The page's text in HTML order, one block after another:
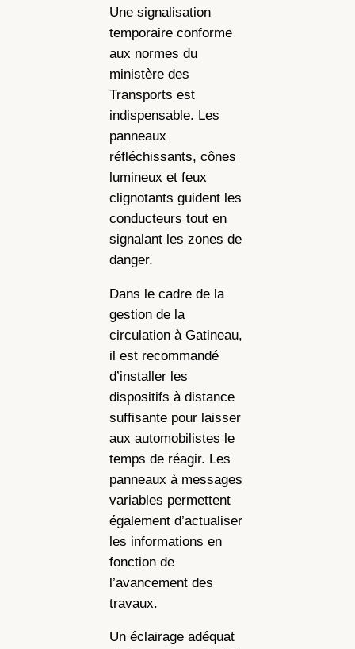
Une signalisation
temporaire conforme
aux normes du
ministère des
Transports est
indispensable. Les
panneaux
réfléchissants, cônes
lumineux et feux
clignotants guident les
conducteurs tout en
signalant les zones de
danger.
Dans le cadre de la
gestion de la
circulation à Gatineau,
il est recommandé
d’installer les
dispositifs à distance
suffisante pour laisser
aux automobilistes le
temps de réagir. Les
panneaux à messages
variables permettent
également d’actualiser
les informations en
fonction de
l’avancement des
travaux.
Un éclairage adéquat